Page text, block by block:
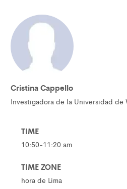
Cristina Cappello
Investigadora de la Universidad de
TIME
10:50-11:20 am
TIME ZONE
hora de Lima